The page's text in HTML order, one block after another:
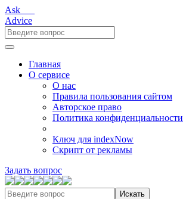
Ask___
Advice
Главная
О сервисе
О нас
Правила пользования сайтом
Авторское право
Политика конфиденциальности
Ключ для indexNow
Скрипт от рекламы
Задать вопрос
Искать